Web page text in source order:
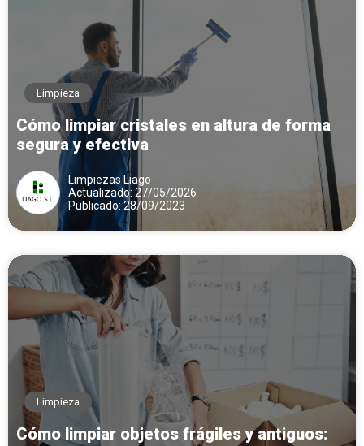
Limpieza
Cómo limpiar cristales en altura de forma
segura y efectiva
Limpiezas Liago
Actualizado: 27/05/2026
Publicado: 28/09/2023
Limpieza
Cómo limpiar objetos frágiles y antiguos: